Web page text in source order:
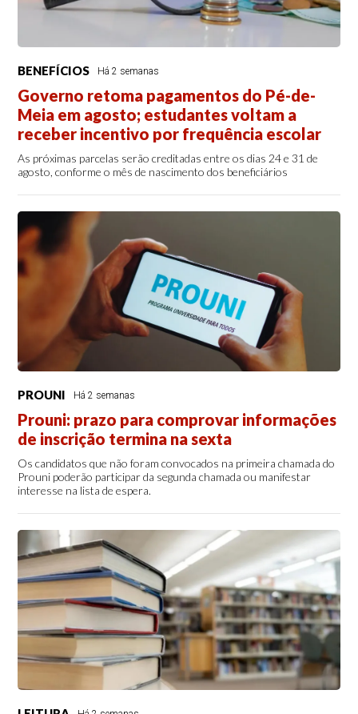
BENEFÍCIOS Há 2 semanas
Governo retoma pagamentos do Pé-de-
Meia em agosto; estudantes voltam a
receber incentivo por frequência escolar
As próximas parcelas serão creditadas entre os dias 24 e 31 de
agosto, conforme o mês de nascimento dos beneficiários
PROUNI Há 2 semanas
Prouni: prazo para comprovar informações
de inscrição termina na sexta
Os candidatos que não foram convocados na primeira chamada do
Prouni poderão participar da segunda chamada ou manifestar
interesse na lista de espera.